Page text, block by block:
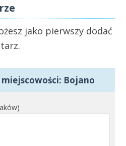
jako pierwszy dodać
Bojano